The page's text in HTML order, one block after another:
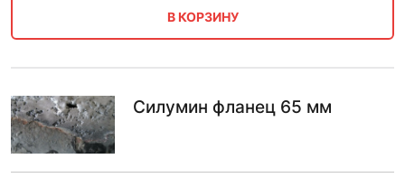
В КОРЗИНУ
Силумин фланец 65 мм